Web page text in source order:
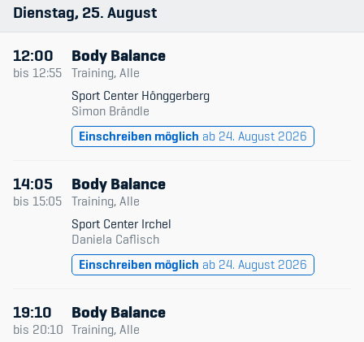
Dienstag 25 August
12:00
bis 12:55
Body Balance
Training, Alle
Sport Center Hönggerberg
Simon Brändle
Einschreiben möglich ab 24. August 2026
14:05
bis 15:05
Body Balance
Training, Alle
Sport Center Irchel
Daniela Caflisch
Einschreiben möglich ab 24. August 2026
19:10
bis 20:10
Body Balance
Training, Alle